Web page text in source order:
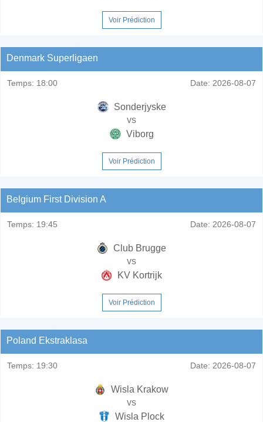
Voir Prédiction
Denmark Superligaen
Temps: 18:00 Date: 2026-08-07
Sonderjyske
vs
Viborg
Voir Prédiction
Belgium First Division A
Temps: 19:45 Date: 2026-08-07
Club Brugge
vs
KV Kortrijk
Voir Prédiction
Poland Ekstraklasa
Temps: 19:30 Date: 2026-08-07
Wisla Krakow
vs
Wisla Plock